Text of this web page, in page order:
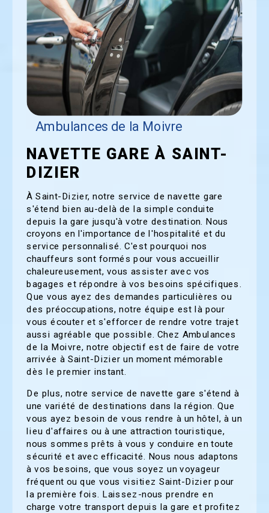
Ambulances de la Moivre
NAVETTE GARE À SAINT-
DIZIER
À Saint-Dizier, notre service de navette gare
s'étend bien au-delà de la simple conduite
depuis la gare jusqu'à votre destination. Nous
croyons en l'importance de l'hospitalité et du
service personnalisé. C'est pourquoi nos
chauffeurs sont formés pour vous accueillir
chaleureusement, vous assister avec vos
bagages et répondre à vos besoins spécifiques.
Que vous ayez des demandes particulières ou
des préoccupations, notre équipe est là pour
vous écouter et s'efforcer de rendre votre trajet
aussi agréable que possible. Chez Ambulances
de la Moivre, notre objectif est de faire de votre
arrivée à Saint-Dizier un moment mémorable
dès le premier instant.
De plus, notre service de navette gare s'étend à
une variété de destinations dans la région. Que
vous ayez besoin de vous rendre à un hôtel, à un
lieu d'affaires ou à une attraction touristique,
nous sommes prêts à vous y conduire en toute
sécurité et avec efficacité. Nous nous adaptons
à vos besoins, que vous soyez un voyageur
fréquent ou que vous visitiez Saint-Dizier pour
la première fois. Laissez-nous prendre en
charge votre transport depuis la gare et profitez